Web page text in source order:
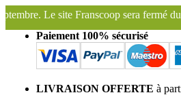
du 1er Août au 27 Août inclus.
Paiement 100% sécurisé
LIVRAISON OFFERTE à